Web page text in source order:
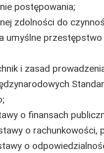
postępowania;
zdolności do
umyślne
i zasad
o finansach
o rachunkowości,
o